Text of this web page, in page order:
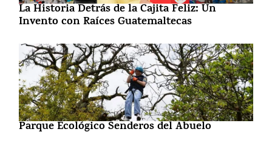
La Historia Detrás de la Cajita Feliz: Un
Invento con Raíces Guatemaltecas
Parque Ecológico Senderos del Abuelo